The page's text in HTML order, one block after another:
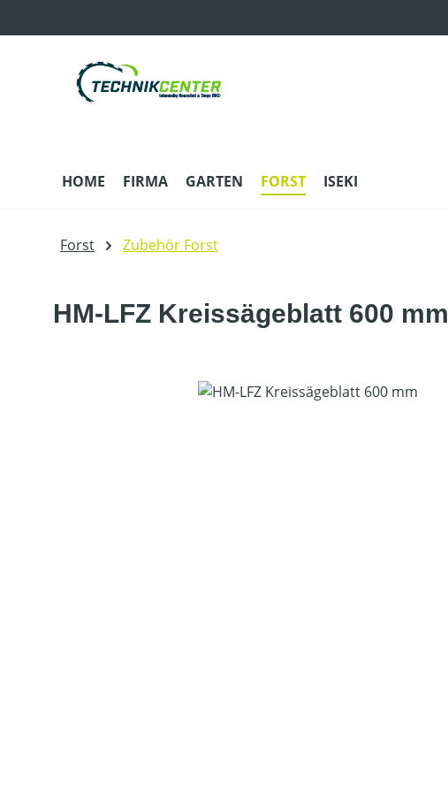
HOME FIRMA GARTEN FORST ISEKI
Forst Zubehör Forst
HM-LFZ Kreissägeblatt 600 mm
Bildergalerie überspringen